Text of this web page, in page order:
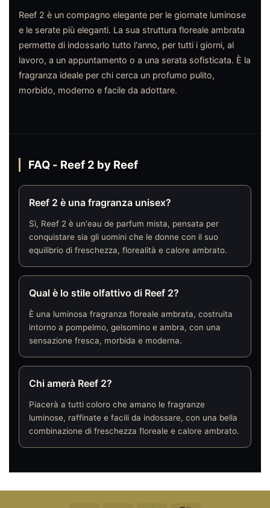
Reef 2 è un compagno elegante per le giornate luminose
e le serate più eleganti. La sua struttura floreale ambrata
permette di indossarlo tutto l'anno, per tutti i giorni, al
lavoro, a un appuntamento o a una serata sofisticata. È la
fragranza ideale per chi cerca un profumo pulito,
morbido, moderno e facile da adottare.
FAQ - Reef 2 by Reef
Reef 2 è una fragranza unisex?
Sì, Reef 2 è un'eau de parfum mista, pensata per
conquistare sia gli uomini che le donne con il suo
equilibrio di freschezza, florealità e calore ambrato.
Qual è lo stile olfattivo di Reef 2?
È una luminosa fragranza floreale ambrata, costruita
intorno a pompelmo, gelsomino e ambra, con una
sensazione fresca, morbida e moderna.
Chi amerà Reef 2?
Piacerà a tutti coloro che amano le fragranze
luminose, raffinate e facili da indossare, con una bella
combinazione di freschezza floreale e calore ambrato.